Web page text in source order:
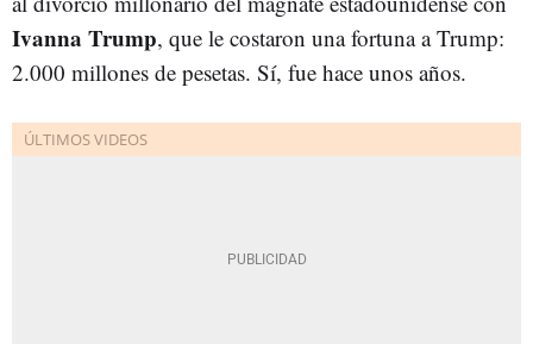
Ivanna Trump, que le costaron una fortuna a Trump:
2.000 millones de pesetas. Sí, fue hace unos años.